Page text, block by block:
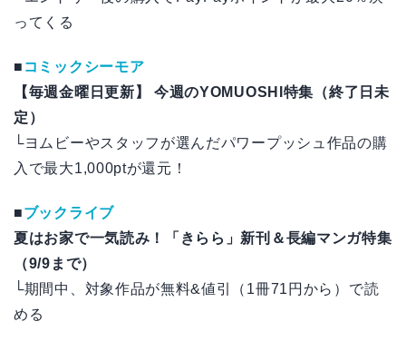
ってくる
■ コミックシーモア
【毎週金曜日更新】 今週のYOMUOSHI特集（終了日未
定）
└ヨムビーやスタッフが選んだパワープッシュ作品の購
入で最大1,000ptが還元！
■ブックライブ
夏はお家で一気読み！「きらら」新刊＆長編マンガ特集
（9/9まで）
└期間中、対象作品が無料&値引（1冊71円から）で読
める